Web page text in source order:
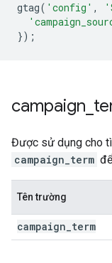
gtag( 'config' ,
});
campaign
Được sử dụng cho
campaign_term
Tên trường
campaign term